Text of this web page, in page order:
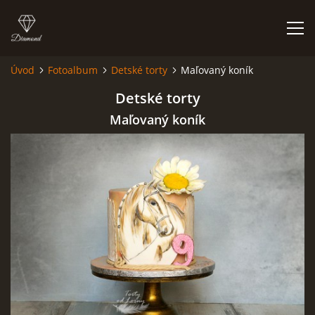
NIEČO O MNE A MOJEJ ZÁĽUBE
DOBRÉ RADY NIELEN PRE ZAČIATOČNÍKOV
NAJČASTEJŠIE OTÁZKY
FOTOALBUM
Úvod Fotoalbum Detské torty Maľovaný koník
Detské torty
Maľovaný koník